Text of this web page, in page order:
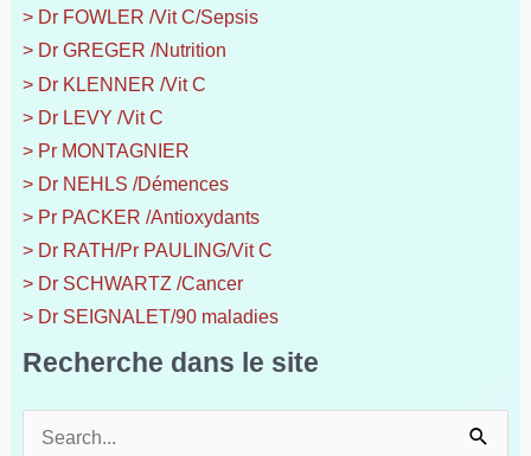
> Dr FOWLER /Vit C/Sepsis
> Dr GREGER /Nutrition
> Dr KLENNER /Vit C
> Dr LEVY /Vit C
> Pr MONTAGNIER
> Dr NEHLS /Démences
> Pr PACKER /Antioxydants
> Dr RATH/Pr PAULING/Vit C
> Dr SCHWARTZ /Cancer
> Dr SEIGNALET/90 maladies
Recherche dans le site